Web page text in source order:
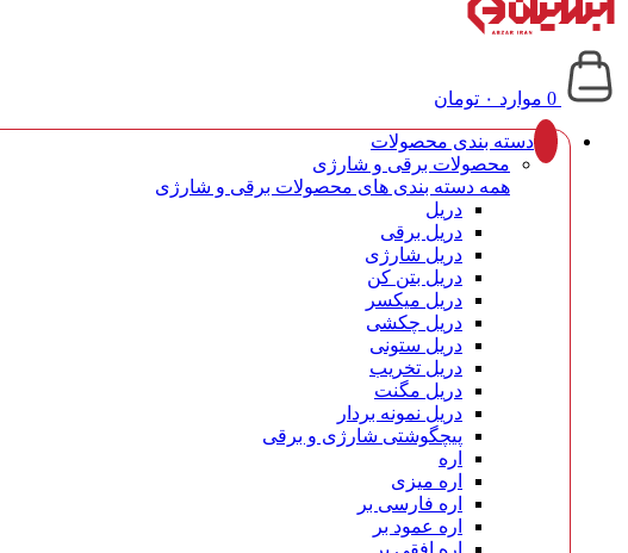
0 موارد ۰ تومان
دسته بندی محصولات
محصولات برقی و شارژی
همه دسته بندی های محصولات برقی و شارژی
دریل
دریل برقی
دریل شارژی
دریل بتن کن
دریل میکسر
دریل چکشی
دریل ستونی
دریل تخریب
دریل مگنت
دریل نمونه بردار
پیچگوشتی شارژی و برقی
اره
اره میزی
اره فارسی بر
اره عمود بر